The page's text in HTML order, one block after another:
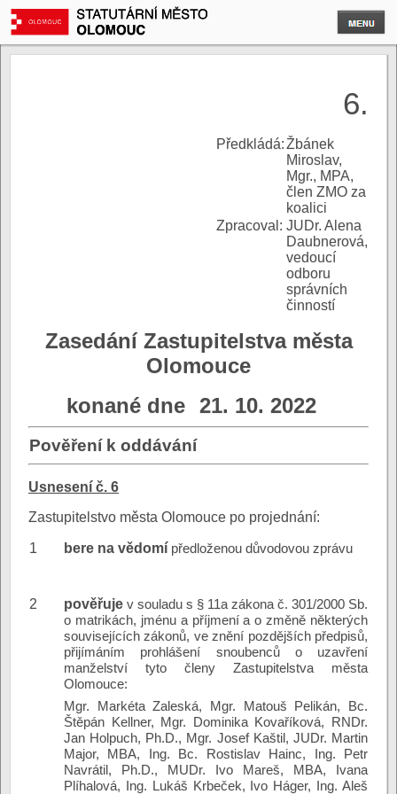
6.
Předkládá:Žbánek
Miroslav,
Mgr., MPA,
člen ZMO za
koalici
Zpracoval: JUDr. Alena
Daubnerová,
vedoucí
odboru
správních
činností
Zasedání Zastupitelstva města
Olomouce
konané dne 21. 10. 2022
Pověření k oddávání
Usnesení č. 6
Zastupitelstvo města Olomouce po projednání:
1 bere na vědomí předloženou důvodovou zprávu
2 pověřuje v souladu s § 11a zákona č. 301/2000 Sb.
o matrikách, jménu a příjmení a o změně některých
souvisejících zákonů, ve znění pozdějších předpisů,
přijímáním prohlášení snoubenců o uzavření
manželství tyto členy Zastupitelstva města
Olomouce:
Mgr. Markéta Zaleská, Mgr. Matouš Pelikán, Bc.
Štěpán Kellner, Mgr. Dominika Kovaříková, RNDr.
Jan Holpuch, Ph.D., Mgr. Josef Kaštil, JUDr. Martin
Major, MBA, Ing. Bc. Rostislav Hainc, Ing. Petr
Navrátil, Ph.D., MUDr. Ivo Mareš, MBA, Ivana
Plíhalová, Ing. Lukáš Krbeček, Ivo Háger, Ing. Aleš